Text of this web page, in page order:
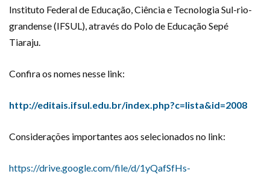
Instituto Federal de Educação, Ciência e Tecnologia Sul-rio-
grandense (IFSUL), através do Polo de Educação Sepé
Tiaraju.
Confira os nomes nesse link:
http://editais.ifsul.edu.br/index.php?c=lista&id=2008
Considerações importantes aos selecionados no link:
https://drive.google.com/file/d/1yQafSfHs-